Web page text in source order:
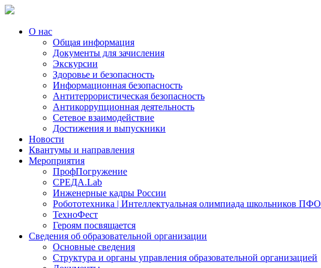
О нас
Общая информация
Документы для зачисления
Экскурсии
Здоровье и безопасность
Информационная безопасность
Антитеррористическая безопасность
Антикоррупционная деятельность
Сетевое взаимодействие
Достижения и выпускники
Новости
Квантумы и направления
Мероприятия
ПрофПогружение
СРЕДА.Lab
Инженерные кадры России
Робототехника | Интеллектуальная олимпиада школьников ПФО
ТехноФест
Героям посвящается
Сведения об образовательной организации
Основные сведения
Структура и органы управления образовательной организацией